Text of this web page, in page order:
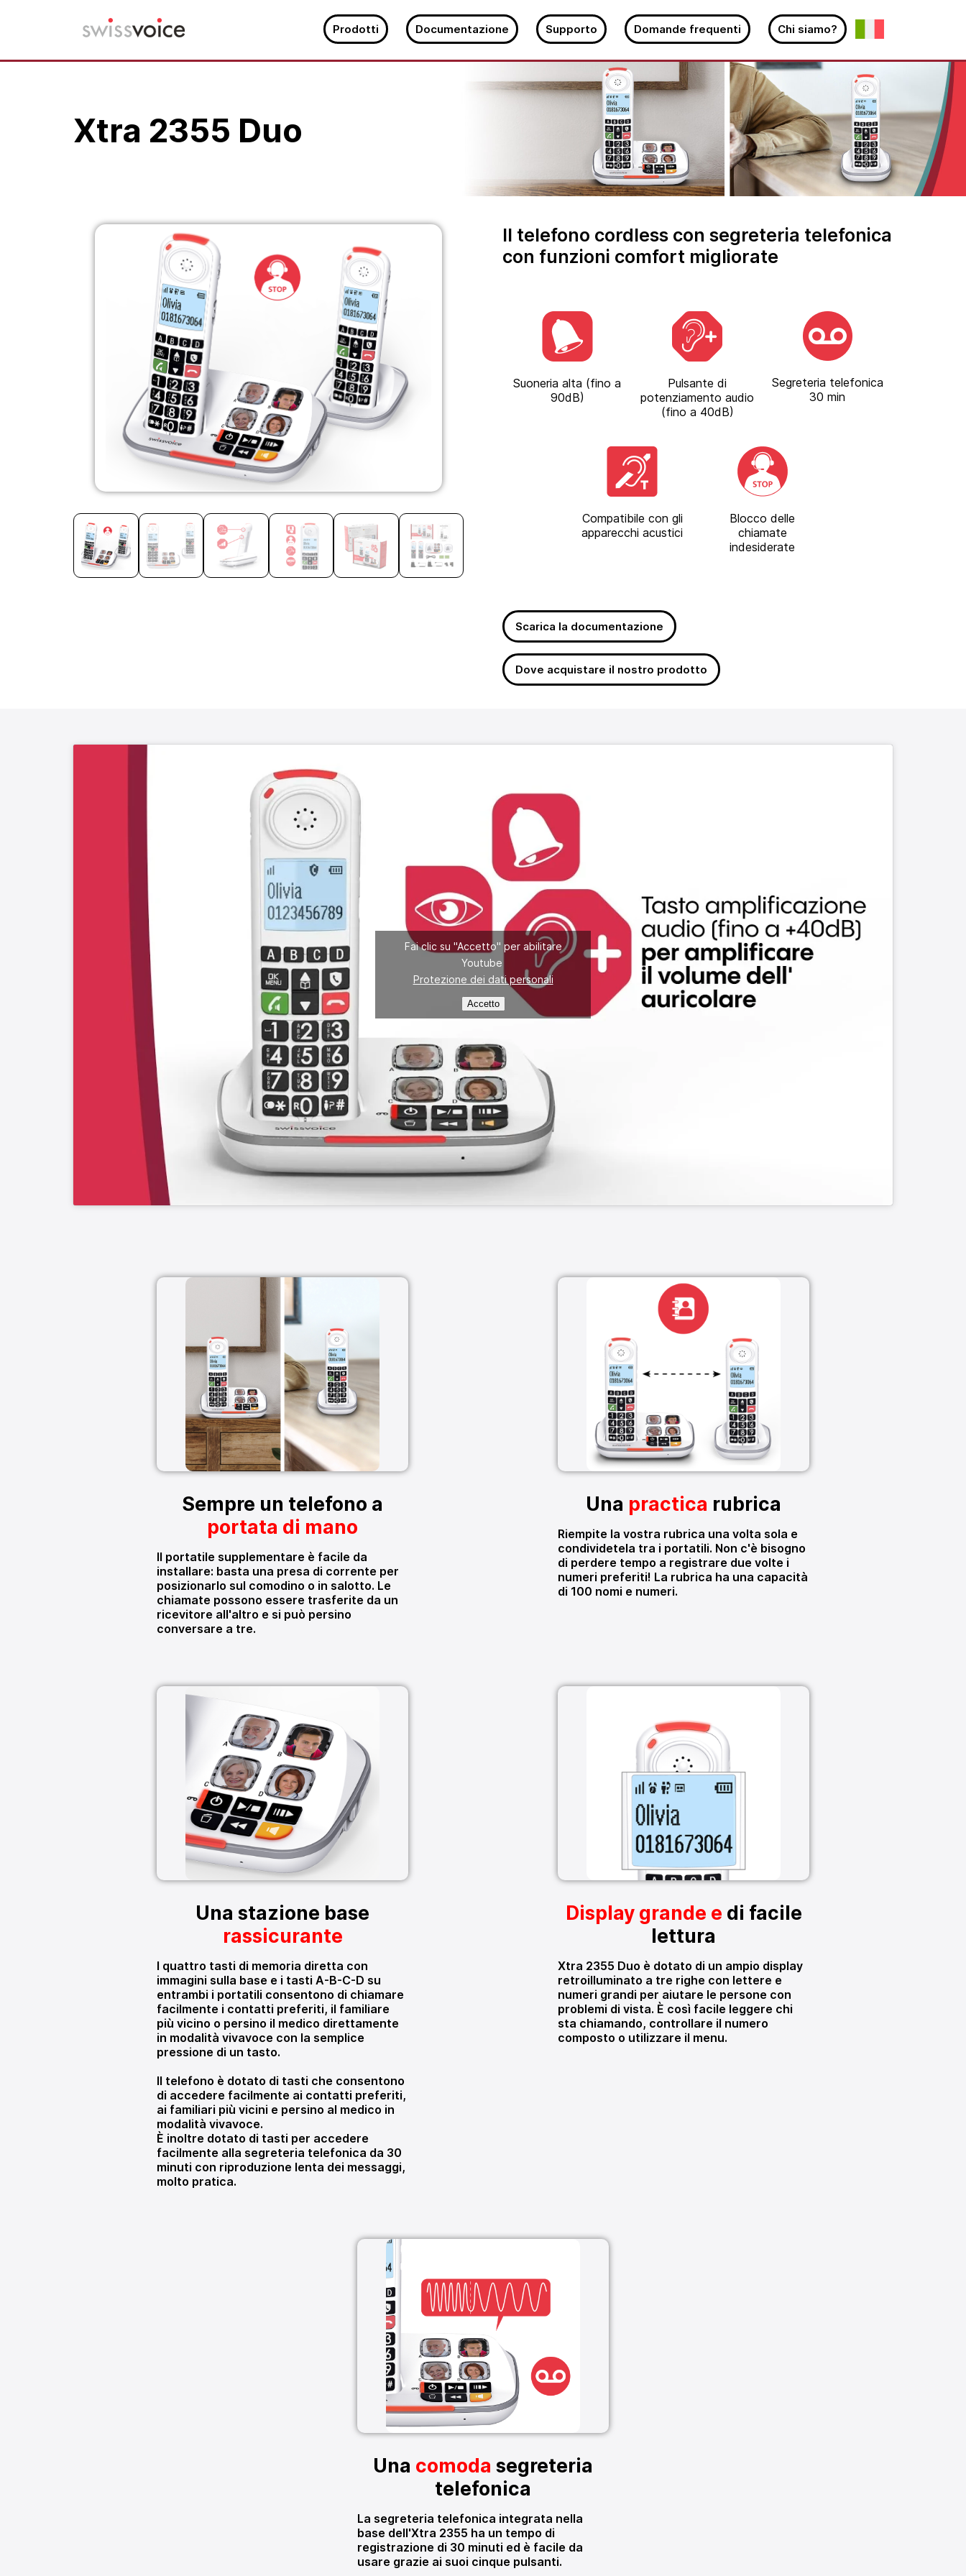
Prodotti Documentazione Supporto Domande frequenti Chi siamo?
Xtra 2355 Duo
Il telefono cordless con segreteria telefonica
con funzioni comfort migliorate
Suoneria alta (fino a
90dB)
Pulsante di
potenziamento audio
(fino a 40dB)
Segreteria telefonica
30 min
Compatibile con gli
apparecchi acustici
Blocco delle
chiamate
indesiderate
Scarica la documentazione
Dove acquistare il nostro prodotto
Fai clic su "Accetto" per abilitare
Youtube
Protezione dei dati personali
Accetto
Sempre un telefono a
portata di mano
Il portatile supplementare è facile da
installare: basta una presa di corrente per
posizionarlo sul comodino o in salotto. Le
chiamate possono essere trasferite da un
ricevitore all'altro e si può persino
conversare a tre.
Una practica rubrica
Riempite la vostra rubrica una volta sola e
condividetela tra i portatili. Non c'è bisogno
di perdere tempo a registrare due volte i
numeri preferiti! La rubrica ha una capacità
di 100 nomi e numeri.
Una stazione base
rassicurante
I quattro tasti di memoria diretta con
immagini sulla base e i tasti A-B-C-D su
entrambi i portatili consentono di chiamare
facilmente i contatti preferiti, il familiare
più vicino o persino il medico direttamente
in modalità vivavoce con la semplice
pressione di un tasto.
Il telefono è dotato di tasti che consentono
di accedere facilmente ai contatti preferiti,
ai familiari più vicini e persino al medico in
modalità vivavoce.
È inoltre dotato di tasti per accedere
facilmente alla segreteria telefonica da 30
minuti con riproduzione lenta dei messaggi,
molto pratica.
Display grande e di facile
lettura
Xtra 2355 Duo è dotato di un ampio display
retroilluminato a tre righe con lettere e
numeri grandi per aiutare le persone con
problemi di vista. È così facile leggere chi
sta chiamando, controllare il numero
composto o utilizzare il menu.
Una comoda segreteria
telefonica
La segreteria telefonica integrata nella
base dell'Xtra 2355 ha un tempo di
registrazione di 30 minuti ed è facile da
usare grazie ai suoi cinque pulsanti.